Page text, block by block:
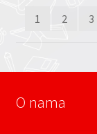
1 2 3
O nama